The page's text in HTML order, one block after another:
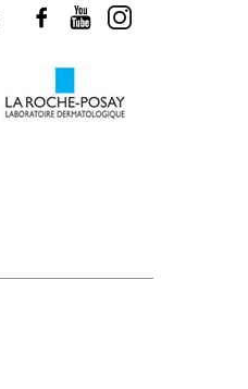
FACEBOOKYOUTUBE